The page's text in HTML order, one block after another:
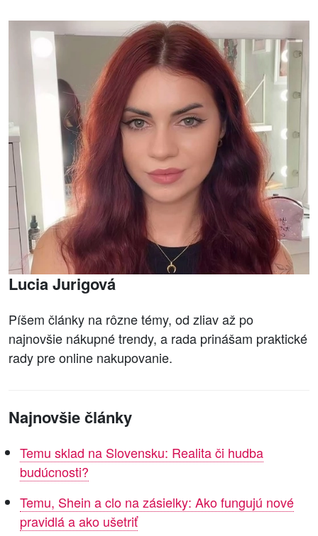
Lucia Jurigová
Píšem články na rôzne témy, od zliav až po
najnovšie nákupné trendy, a rada prinášam praktické
rady pre online nakupovanie.
Najnovšie články
Temu sklad na Slovensku: Realita či hudba
budúcnosti?
Temu, Shein a clo na zásielky: Ako fungujú nové
pravidlá a ako ušetriť